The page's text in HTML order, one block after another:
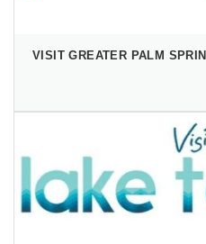
VISIT GREATER PALM